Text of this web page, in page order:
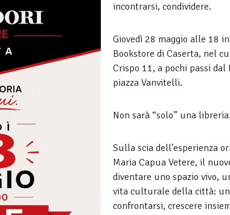
incontrarsi, condividere.
Giovedì 28 maggio alle 18
Bookstore di Caserta, nel
Crispo 11, a pochi passi dal
piazza Vanvitelli.
Non sarà “solo” una libreria.
Sulla scia dell’esperienza
Maria Capua Vetere, il
diventare uno spazio vivo,
vita culturale della città:
confrontarsi, crescere